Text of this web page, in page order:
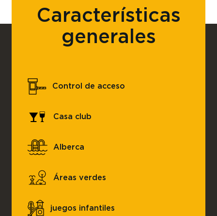
Características
generales
Control de acceso
Casa club
Alberca
Áreas verdes
juegos infantiles